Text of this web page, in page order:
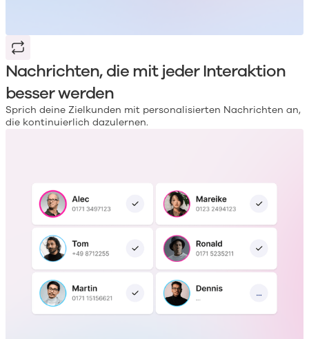
Nachrichten, die mit jeder Interaktion
besser werden
Sprich deine Zielkunden mit personalisierten Nachrichten an,
die kontinuierlich dazulernen.